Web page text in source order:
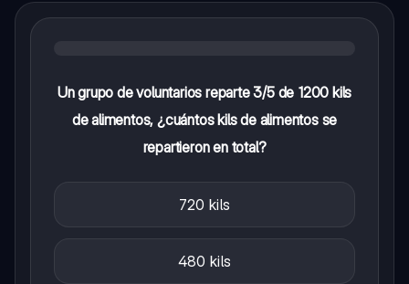
Un grupo de voluntarios reparte 3/5 de 1200 kils
de alimentos, ¿cuántos kils de alimentos se
repartieron en total?
720 kils
480 kils